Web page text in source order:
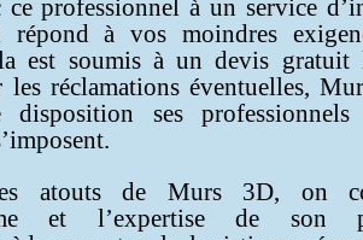
professionnel à un service
répond à vos moindres
est soumis à un devis gratuit
réclamations éventuelles,
disposition ses
atouts de Murs 3D, on
et l’expertise de son